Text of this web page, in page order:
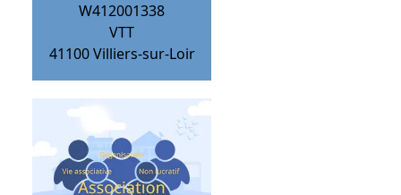
W412001338
VTT
41100 Villiers-sur-Loir